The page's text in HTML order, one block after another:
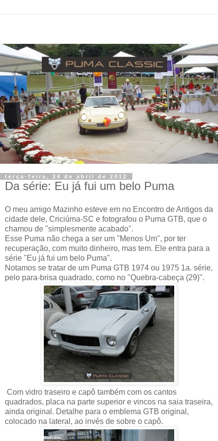
terça-feira, 24 de abril de 2012
Da série: Eu já fui um belo Puma
O meu amigo Mazinho esteve em no Encontro de Antigos da
cidade dele, Criciúma-SC e fotografou o Puma GTB, que o
chamou de "simplesmente acabado".
Esse Puma não chega a ser um "Menos Um", por ter
recuperação, com muito dinheiro, mas tem. Ele entra para a
série "Eu já fui um belo Puma".
Notamos se tratar de um Puma GTB 1974 ou 1975 1a. série,
pelo para-brisa quadrado, como no "Quebra-cabeça (29)".
Com vidro traseiro e capô também com os cantos
quadrados, placa na parte superior e vincos na saia traseira,
ainda original. Detalhe para o emblema GTB original,
colocado na lateral, ao invés de sobre o capô.